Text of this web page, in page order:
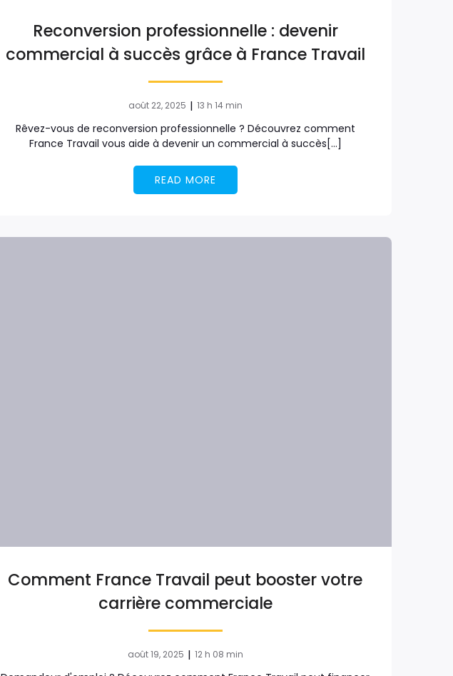
Reconversion professionnelle : devenir
commercial à succès grâce à France Travail
août 22, 2025 | 13 h 14 min
Rêvez-vous de reconversion professionnelle ? Découvrez comment
France Travail vous aide à devenir un commercial à succès[…]
READ MORE
Comment France Travail peut booster votre
carrière commerciale
août 19, 2025 | 12 h 08 min